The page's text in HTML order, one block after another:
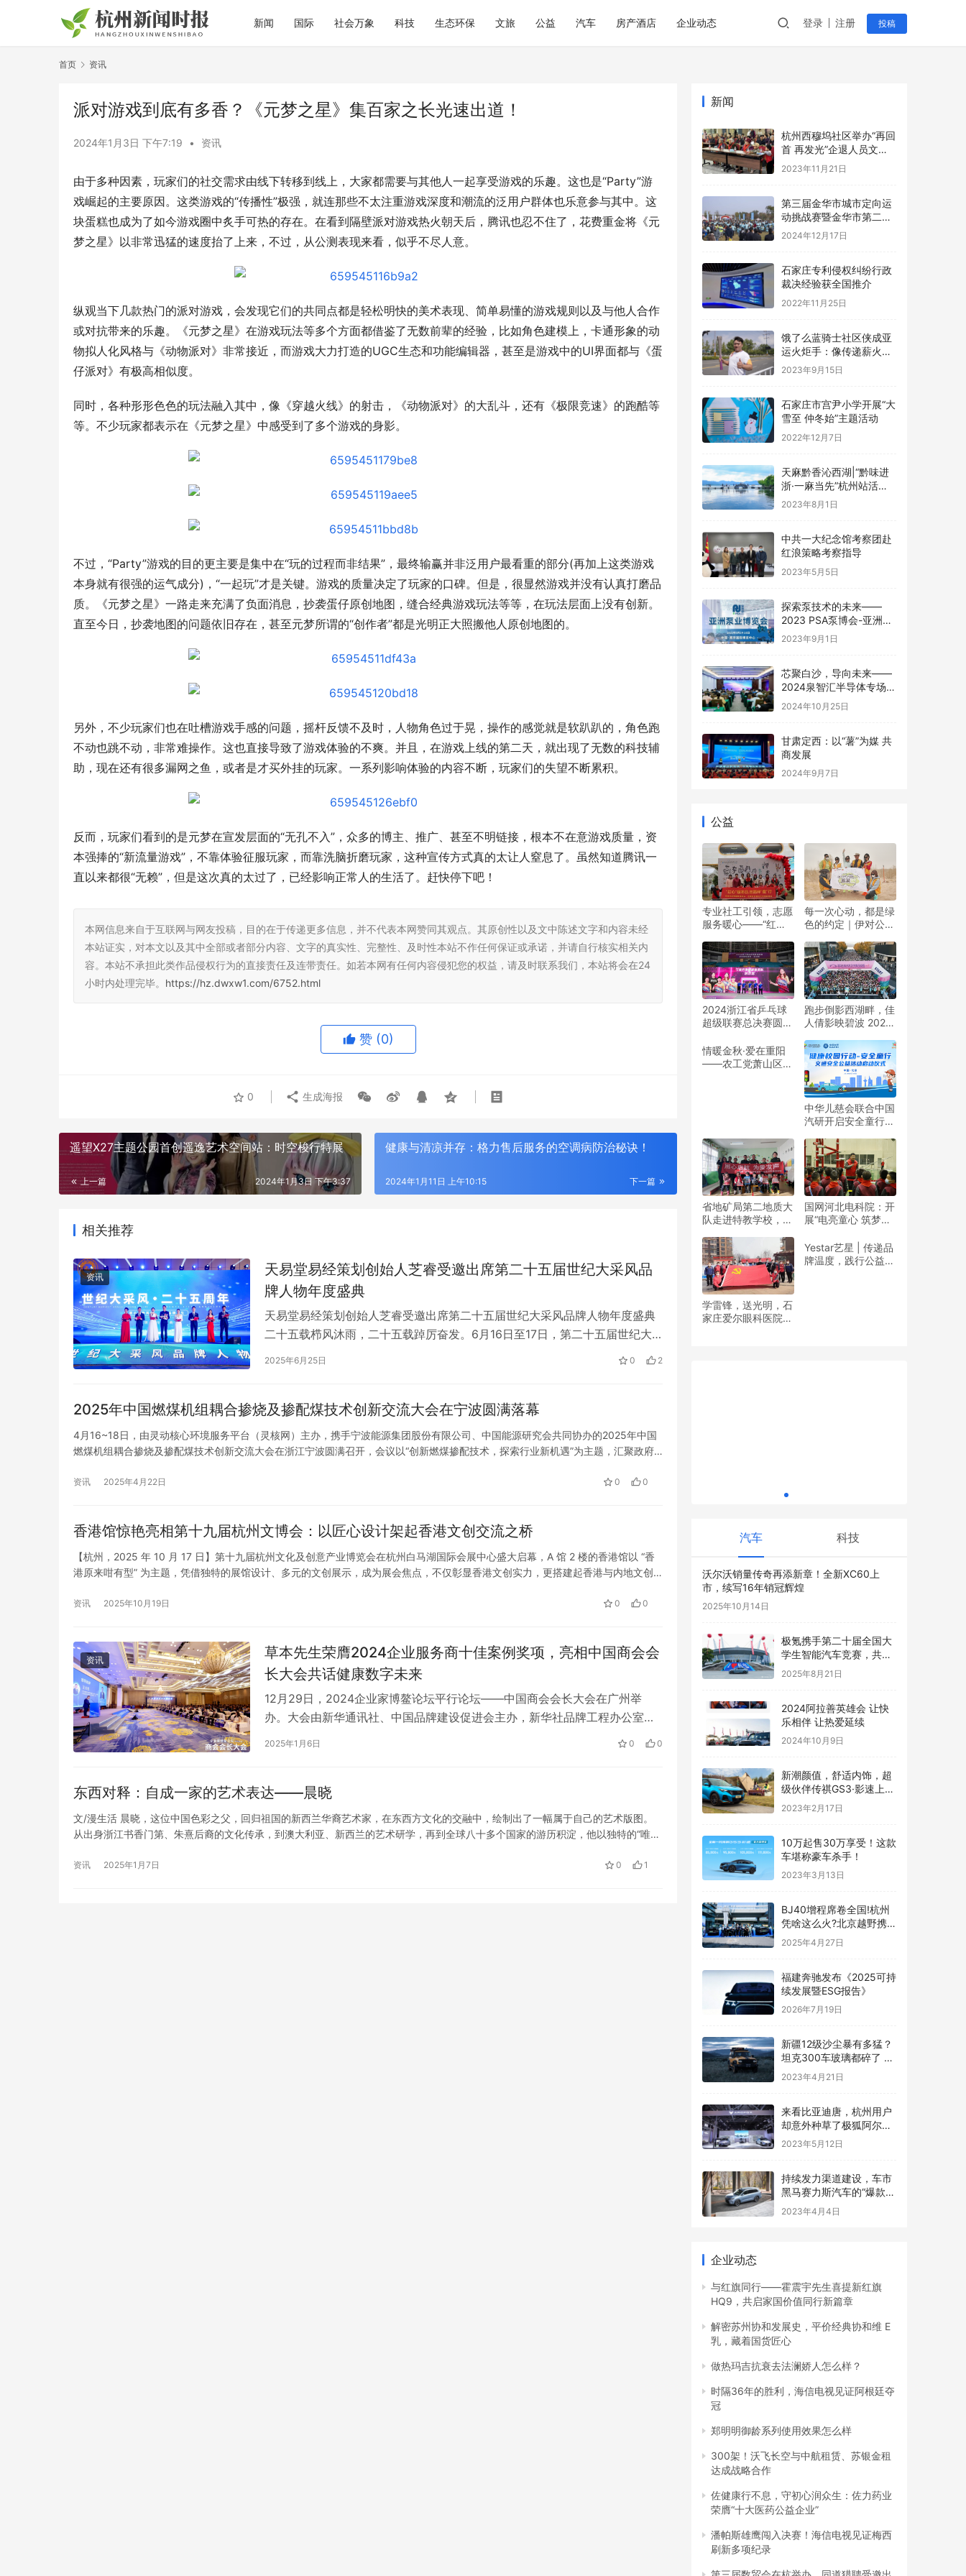
新闻 国际 社会万象 科技 生态环保 文旅 公益 汽车 房产酒店 企业动态 登录 注册 投稿
首页 资讯
派对游戏到底有多香？《元梦之星》集百家之长光速出道！
2024年1月3日 下午7:19 • 资讯
由于多种因素，玩家们的社交需求由线下转移到线上，大家都需要与其他人一起享受游戏的乐趣。这也是“Party”游
戏崛起的主要原因。这类游戏的“传播性”极强，就连那些不太注重游戏深度和潮流的泛用户群体也乐意参与其中。这
块蛋糕也成为了如今游戏圈中炙手可热的存在。在看到隔壁派对游戏热火朝天后，腾讯也忍不住了，花费重金将《元
梦之星》以非常迅猛的速度抬了上来，不过，从公测表现来看，似乎不尽人意。
纵观当下几款热门的派对游戏，会发现它们的共同点都是轻松明快的美术表现、简单易懂的游戏规则以及与他人合作
或对抗带来的乐趣。《元梦之星》在游戏玩法等多个方面都借鉴了无数前辈的经验，比如角色建模上，卡通形象的动
物拟人化风格与《动物派对》非常接近，而游戏大力打造的UGC生态和功能编辑器，甚至是游戏中的UI界面都与《蛋
仔派对》有极高相似度。
同时，各种形形色色的玩法融入其中，像《穿越火线》的射击，《动物派对》的大乱斗，还有《极限竞速》的跑酷等
等。不少玩家都表示在《元梦之星》中感受到了多个游戏的身影。
不过，“Party”游戏的目的更主要是集中在“玩的过程而非结果”，最终输赢并非泛用户最看重的部分(再加上这类游戏
本身就有很强的运气成分)，“一起玩”才是关键。游戏的质量决定了玩家的口碑。但是，很显然游戏并没有认真打磨品
质。《元梦之星》一路走来充满了负面消息，抄袭蛋仔原创地图，缝合经典游戏玩法等等，在玩法层面上没有创新。
直至今日，抄袭地图的问题依旧存在，甚至元梦所谓的“创作者”都是光明正大照搬他人原创地图的。
另外，不少玩家们也在吐槽游戏手感的问题，摇杆反馈不及时，人物角色过于晃，操作的感觉就是软趴趴的，角色跑
不动也跳不动，非常难操作。这也直接导致了游戏体验的不爽。并且，在游戏上线的第二天，就出现了无数的科技辅
助，现在还有很多漏网之鱼，或者是才买外挂的玩家。一系列影响体验的内容不断，玩家们的失望不断累积。
反而，玩家们看到的是元梦在宣发层面的“无孔不入”，众多的博主、推广、甚至不明链接，根本不在意游戏质量，资
本强捧的“新流量游戏”，不靠体验征服玩家，而靠洗脑折磨玩家，这种宣传方式真的太让人窒息了。虽然知道腾讯一
直以来都很“无赖”，但是这次真的太过了，已经影响正常人的生活了。赶快停下吧！
本网信息来自于互联网与网友投稿，目的在于传递更多信息，并不代表本网赞同其观点。其原创性以及文中陈述文字和内容未经
本站证实，对本文以及其中全部或者部分内容、文字的真实性、完整性、及时性本站不作任何保证或承诺，并请自行核实相关内
容。本站不承担此类作品侵权行为的直接责任及连带责任。如若本网有任何内容侵犯您的权益，请及时联系我们，本站将会在24
小时内处理完毕。 https://hz.dwxw1.com/6752.html
赞 (0)
0 生成海报
遥望X27主题公园首创遥逸艺术空间站：时空梭行特展
上一篇 2024年1月3日 下午3:37
健康与清凉并存：格力售后服务的空调病防治秘诀！
下一篇
2024年1月11日 上午10:15
相关推荐
资讯
天易堂易经策划创始人芝睿受邀出席第二十五届世纪大采风品
牌人物年度盛典
天易堂易经策划创始人芝睿受邀出席第二十五届世纪大采风品牌人物年度盛典
二十五载栉风沐雨，二十五载踔厉奋发。6月16日至17日，第二十五届世纪大
采风品牌人物年度盛典暨二十五周年庆典在杭州圆满落幕。 本届盛典由亿央
分享品牌创新…
2025年6月25日 0 2
2025年中国燃煤机组耦合掺烧及掺配煤技术创新交流大会在宁波圆满落幕
4月16~18日，由灵动核心环境服务平台（灵核网）主办，携手宁波能源集团股份有限公司、中国能源研究会共同协办的2025年中国
燃煤机组耦合掺烧及掺配煤技术创新交流大会在浙江宁波圆满召开，会议以“创新燃煤掺配技术，探索行业新机遇”为主题，汇聚政府
展…
资讯 2025年4月22日 0 0
香港馆惊艳亮相第十九届杭州文博会：以匠心设计架起香港文创交流之桥
【杭州，2025 年 10 月 17 日】第十九届杭州文化及创意产业博览会在杭州白马湖国际会展中心盛大启幕，A 馆 2 楼的香港馆以 “香
港原来咁有型” 为主题，凭借独特的展馆设计、多元的文创展示，成为展会焦点，不仅彰显香港文创实力，更搭建起香港与内地文创
资讯 2025年10月19日 0 0
资讯
草本先生荣膺2024企业服务商十佳案例奖项，亮相中国商会会
长大会共话健康数字未来
12月29日，2024企业家博鳌论坛平行论坛——中国商会会长大会在广州举
办。大会由新华通讯社、中国品牌建设促进会主办，新华社品牌工程办公室、
新华网承办，以“新质引领，数创未来”为主题，聚焦数字技术、数字融合、数
创新实践…
2025年1月6日 0 0
东西对释：自成一家的艺术表达——晨晓
文/漫生活 晨晓，这位中国色彩之父，回归祖国的新西兰华裔艺术家，在东西方文化的交融中，绘制出了一幅属于自己的艺术版图。
从出身浙江书香门第、朱熹后裔的文化传承，到澳大利亚、新西兰的艺术研学，再到全球八十多个国家的游历积淀，他以独特的“唯美
资讯 2025年1月7日 0 1
新闻
杭州西穆坞社区举办“再回
首 再发光”企退人员文艺
汇演
2023年11月21日
第三届金华市城市定向运
动挑战赛暨金华市第二届
青少年定向锦标赛圆满落
2024年12月17日
石家庄专利侵权纠纷行政
裁决经验获全国推介
2022年11月25日
饿了么蓝骑士社区侠成亚
运火炬手：像传递薪火一
样传递好每份订单
2023年9月15日
石家庄市宫尹小学开展“大
雪至 仲冬始”主题活动
2022年12月7日
天麻黔香沁西湖|“黔味进
浙·一麻当先”杭州站活动
圆满举行！
2023年8月1日
中共一大纪念馆考察团赴
红浪策略考察指导
2023年5月5日
探索泵技术的未来——
2023 PSA泵博会-亚洲泵
业博览会 中国南京
2023年9月1日
芯聚白沙，导向未来——
2024泉智汇半导体专场路
演精彩回顾
2024年10月25日
甘肃定西：以“薯”为媒 共
商发展
2024年9月7日
公益
专业社工引领，志愿
服务暖心——“红心”
每一次心动，都是绿
色的约定｜伊对公益
双向奔赴
2024浙江省乒乓球
超级联赛总决赛圆满
跑步倒影西湖畔，佳
人倩影映碧波 2024
靓丽开赛
情暖金秋·爱在重阳
——农工党萧山区基
中华儿慈会联合中国
汽研开启安全童行公
省地矿局第二地质大
队走进特教学校，暖
国网河北电科院：开
展“电亮童心 筑梦未
学雷锋，送光明，石
家庄爱尔眼科医院党
Yestar艺星 | 传递品
牌温度，践行公益之
专家称普通读者无法鉴赏贾浅浅的诗,怕大家
心脏受不了！
长沙一男生刚进高中就被清华录取 写的文章
老师都要消化很久
一场关于安全的大考 红旗天工满分通过
汽车 科技
沃尔沃销量传奇再添新章！全新XC60上
市，续写16年销冠辉煌
2025年10月14日
极氪携手第二十届全国大
学生智能汽车竞赛，共创
智能化生态发展
2025年8月21日
2024阿拉善英雄会 让快
乐相伴 让热爱延续
2024年10月9日
新潮颜值，舒适内饰，超
级伙伴传祺GS3·影速上线
啦！
2023年2月17日
10万起售30万享受！这款
车堪称豪车杀手！
2023年3月13日
BJ40增程席卷全国!杭州
凭啥这么火?北京越野携
专属礼遇向车主 “表白”
2025年4月27日
福建奔驰发布《2025可持
续发展暨ESG报告》
2026年7月19日
新疆12级沙尘暴有多猛？
坦克300车玻璃都碎了 有
车主被困10小时
2023年4月21日
来看比亚迪唐，杭州用户
却意外种草了极狐阿尔法
T
2023年5月12日
持续发力渠道建设，车市
黑马赛力斯汽车的“爆款思
路”
2023年4月4日
企业动态
与红旗同行——霍震宇先生喜提新红旗
HQ9，共启家国价值同行新篇章
解密苏州协和发展史，平价经典协和维 E
乳，藏着国货匠心
做热玛吉抗衰去法澜娇人怎么样？
时隔36年的胜利，海信电视见证阿根廷夺
冠
郑明明御龄系列使用效果怎么样
300架！沃飞长空与中航租赁、苏银金租
达成战略合作
佐健康行不息，守初心润众生：佐力药业
荣膺“十大医药公益企业”
潘帕斯雄鹰闯入决赛！海信电视见证梅西
刷新多项纪录